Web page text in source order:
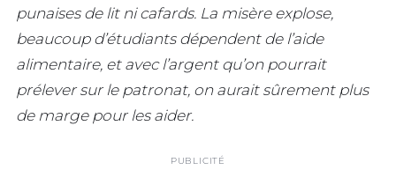
punaises de lit ni cafards. La misère explose,
beaucoup d’étudiants dépendent de l’aide
alimentaire, et avec l’argent qu’on pourrait
prélever sur le patronat, on aurait sûrement plus
de marge pour les aider.
PUBLICITÉ